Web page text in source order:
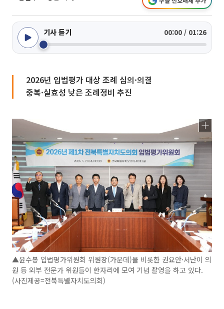
기사 듣기 00:00 / 01:26
2026년 입법평가 대상 조례 심의·의결
중복·실효성 낮은 조례정비 추진
▲윤수봉 입법평가위원회 위원장(가운데)을 비롯한 권요안·서난이 의
원 등 외부 전문가 위원들이 한자리에 모여 기념 촬영을 하고 있다.
(사진제공=전북특별자치도의회)